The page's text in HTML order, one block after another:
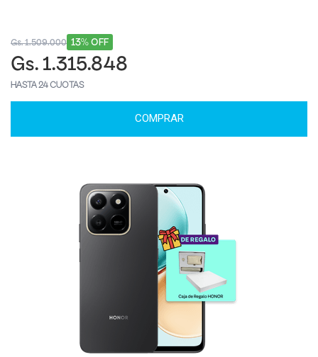
13% OFF
Gs. 1.509.000
Gs. 1.315.848
HASTA 24 CUOTAS
COMPRAR